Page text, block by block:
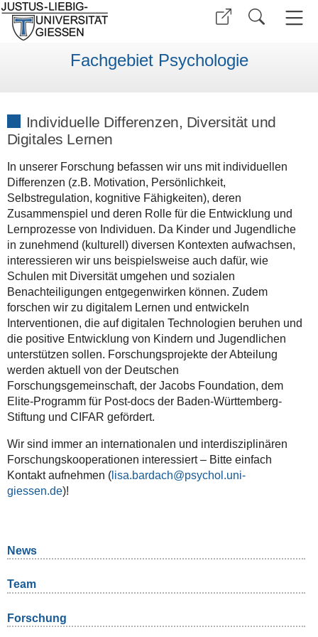
Fachgebiet Psychologie
Individuelle Differenzen, Diversität und
Digitales Lernen
In unserer Forschung befassen wir uns mit individuellen
Differenzen (z.B. Motivation, Persönlichkeit,
Selbstregulation, kognitive Fähigkeiten), deren
Zusammenspiel und deren Rolle für die Entwicklung und
Lernprozesse von Individuen. Da Kinder und Jugendliche
in zunehmend (kulturell) diversen Kontexten aufwachsen,
interessieren wir uns beispielsweise auch dafür, wie
Schulen mit Diversität umgehen und sozialen
Benachteiligungen entgegenwirken können. Zudem
forschen wir zu digitalem Lernen und entwickeln
Interventionen, die auf digitalen Technologien beruhen und
die positive Entwicklung von Kindern und Jugendlichen
unterstützen sollen. Forschungsprojekte der Abteilung
werden aktuell von der Deutschen
Forschungsgemeinschaft, der Jacobs Foundation, dem
Elite-Programm für Post-docs der Baden-Württemberg-
Stiftung und CIFAR gefördert.
Wir sind immer an internationalen und interdisziplinären
Forschungskooperationen interessiert – Bitte einfach
Kontakt aufnehmen (lisa.bardach
)!
News
Team
Forschung